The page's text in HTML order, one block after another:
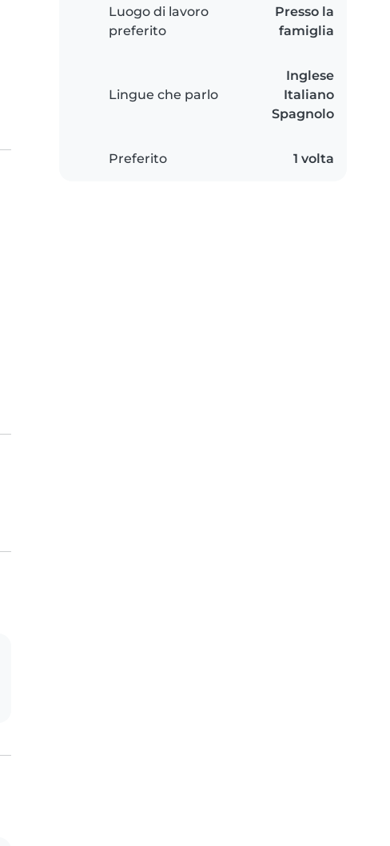
Luogo di lavoro
preferito
Presso la
famiglia
Lingue che parlo
Inglese
Italiano
Spagnolo
Preferito 1 volta